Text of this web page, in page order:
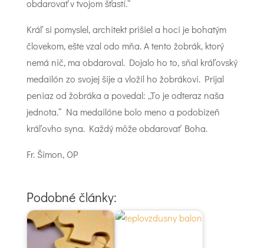
obdarovať v tvojom šťastí.“
Kráľ si pomyslel, architekt prišiel a hoci je bohatým
človekom, ešte vzal odo mňa. A tento žobrák, ktorý
nemá nič, ma obdaroval. Dojalo ho to, sňal kráľovský
medailón zo svojej šije a vložil ho žobrákovi. Prijal
peniaz od žobráka a povedal: „To je odteraz naša
jednota.“ Na medailóne bolo meno a podobizeň
kráľovho syna. Každý môže obdarovať Boha.
Fr. Šimon, OP
Podobné články: